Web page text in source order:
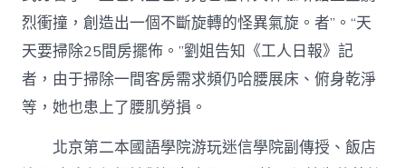
烈衝撞，創造出一個不斷旋轉的怪異氣旋。者”。“天
天要掃除25間房擺佈。”劉姐告知《工人日報》記
者，由于掃除一間客房需求頻仍哈腰展床、俯身乾淨
等，她也患上了腰肌勞損。
北京第二本國語學院游玩迷信學院副傳授、飯店